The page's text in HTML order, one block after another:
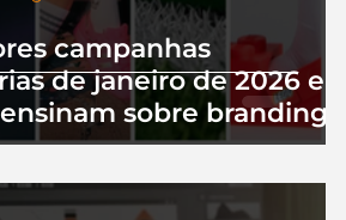
campanhas
de janeiro de 2026 e
sobre branding